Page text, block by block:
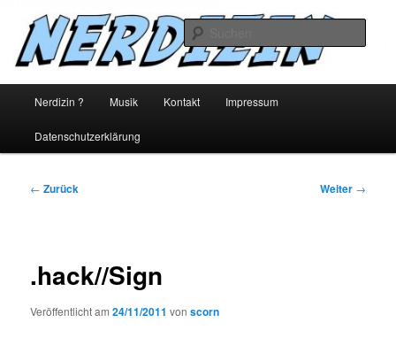
wechseln
nerdizin
Nerdizin ? Musik Kontakt Impressum
Datenschutzerklärung
Beitragsnavigation
← Zurück Weiter →
.hack//Sign
Veröffentlicht am24/11/2011 vonscorn